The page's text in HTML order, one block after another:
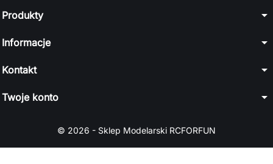
Produkty arrow_drop_down
Informacje arrow_drop_down
Kontakt arrow_drop_down
Twoje konto arrow_drop_down
© 2026 - Sklep Modelarski RCFORFUN